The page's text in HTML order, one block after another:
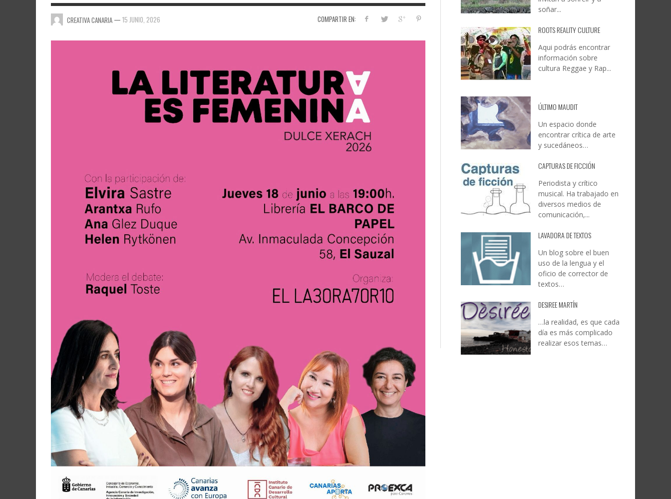
COMPARTIR EN:
CREATIVA CANARIA — 15 JUNIO, 2026
soñar...
ROOTS REALITY CULTURE
Aqui podrás encontrar
información sobre
cultura Reggae y Rap...
ÚLTIMO MAUDIT
Un espacio donde
encontrar crítica de arte
y sucedáneos…
CAPTURAS DE FICCIÓN
Periodista y crítico
musical. Ha trabajado en
diversos medios de
comunicación,...
LAVADORA DE TEXTOS
Un blog sobre el buen
uso de la lengua y el
oficio de corrector de
textos…
DESIREE MARTÍN
…la realidad, es que cada
día es más complicado
realizar esos temas…